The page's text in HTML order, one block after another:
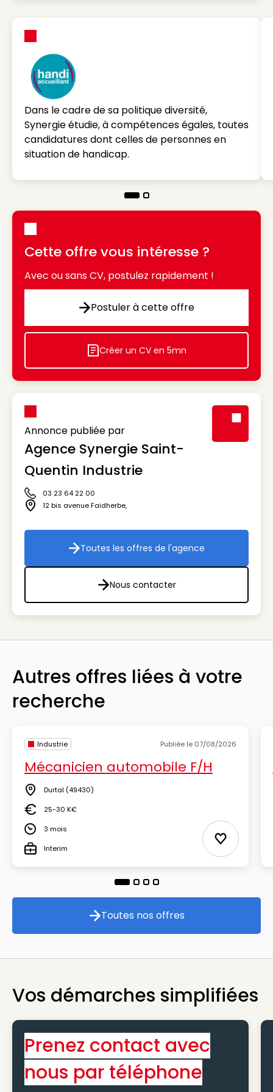
Dans le cadre de sa politique diversité,
Synergie étudie, à compétences égales, toutes
candidatures dont celles de personnes en
situation de handicap.
Cette offre vous intéresse ?
Avec ou sans CV, postulez rapidement !
Postuler à cette offre
Postuler à cette offre
Icon decorative
Créer un CV en 5mn
Annonce publiée par
Agence Synergie Saint-
Quentin Industrie
Icône téléphone
03 23 64 22 00
Icône adresse
12 bis avenue Faidherbe,
Toutes les offres de l'agence
Toutes les offres de l'agence
Nous contacter
Nous contacter
Autres offres liées à votre
recherche
Industrie Publiée le 07/08/2026
Mécanicien automobile F/H
Lieu Durtal (49430)
Salaire25-30 K€
Durée3 mois
TypeInterim Ajouter
Toutes nos offres
Toutes nos offres
Vos démarches simplifiées
Prenez contact avec
nous par téléphone